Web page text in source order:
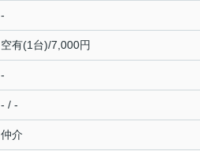
-
空有(1台)/7,000円
-
- / -
仲介